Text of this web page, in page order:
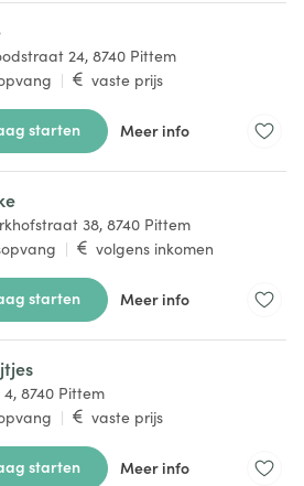
24, 8740 Pittem
| vaste prijs
starten Meer info
38, 8740 Pittem
| volgens inkomen
starten Meer info
8740 Pittem
| vaste prijs
starten Meer info
3